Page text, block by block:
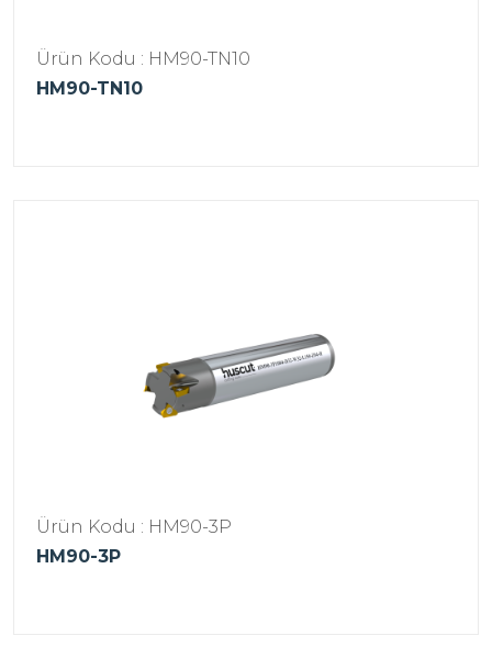
Ürün Kodu : HM90-TN10
HM90-TN10
Ürün Kodu : HM90-3P
HM90-3P